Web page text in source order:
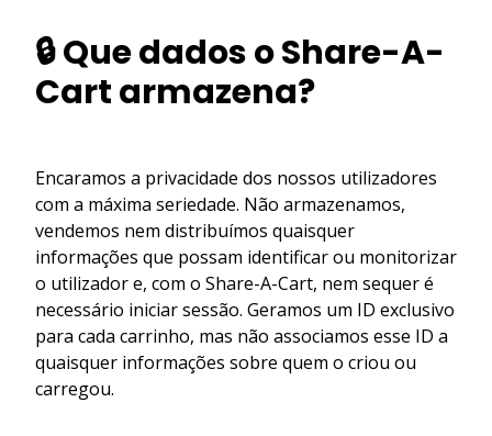
🔒 Que dados o Share-A-
Cart armazena?
Encaramos a privacidade dos nossos utilizadores
com a máxima seriedade. Não armazenamos,
vendemos nem distribuímos quaisquer
informações que possam identificar ou monitorizar
o utilizador e, com o Share-A-Cart, nem sequer é
necessário iniciar sessão. Geramos um ID exclusivo
para cada carrinho, mas não associamos esse ID a
quaisquer informações sobre quem o criou ou
carregou.